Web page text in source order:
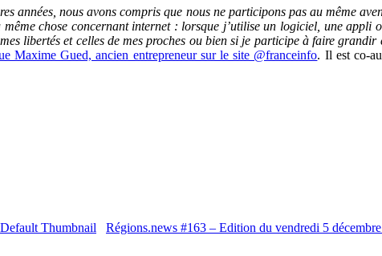
années, nous avons compris que nous ne participons pas au même
chose concernant internet : lorsque j’utilise un logiciel, une appli
libertés et celles de mes proches ou bien si je participe à faire grandir
Maxime Gued, ancien entrepreneur sur le site @franceinfo. Il est co-
Régions.news #163 – Edition du vendredi 5